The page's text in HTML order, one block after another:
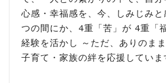
心感・幸福感を、今、しみじみ
つの間にか、4重「苦」が 4重
経験を活かし ～ただ、ありのま
子育て・家族の絆を応援していま